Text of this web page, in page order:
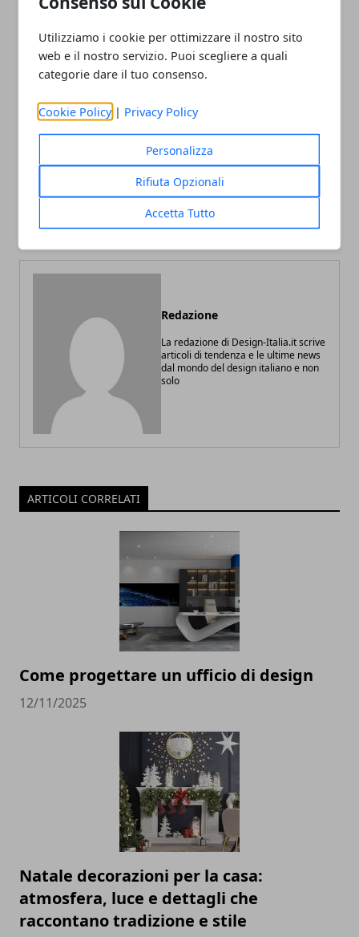
Utilizziamo i cookie per ottimizzare il nostro sito
web e il nostro servizio. Puoi scegliere a quali
categorie dare il tuo consenso.
Cookie Policy | Privacy Policy
Personalizza
Rifiuta Opzionali
Accetta Tutto
Facebook
TwitterWhatsapp
Articolo Precedente Articolo Successivo
Pianificazione dei Lavori
Redazione
La redazione di Design-Italia.it scrive
articoli di tendenza e le ultime news
dal mondo del design italiano e non
solo
ARTICOLI CORRELATI
Come progettare un ufficio di design
12/11/2025
Natale decorazioni per la casa:
atmosfera, luce e dettagli che
raccontano tradizione e stile